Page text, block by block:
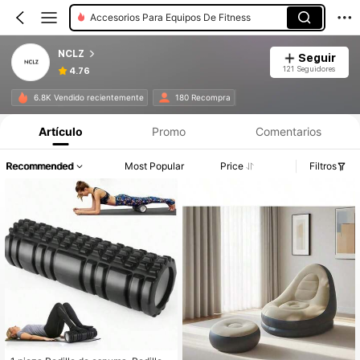
Accesorios Para Equipos De Fitness
NCLZ
4.76
Seguir
121 Seguidores
6.8K Vendido recientemente 180 Recompra
Artículo Promo Comentarios
Recommended Most Popular Price Filtros